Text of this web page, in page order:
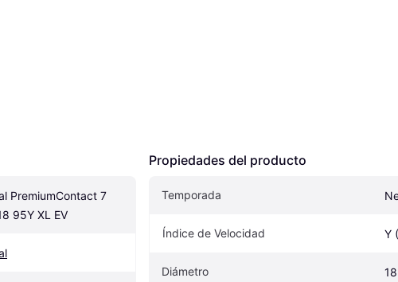
PremiumContact 7
95Y XL EV
Propiedades del producto
Temporada
Índice de Velocidad Y
Diámetro 18